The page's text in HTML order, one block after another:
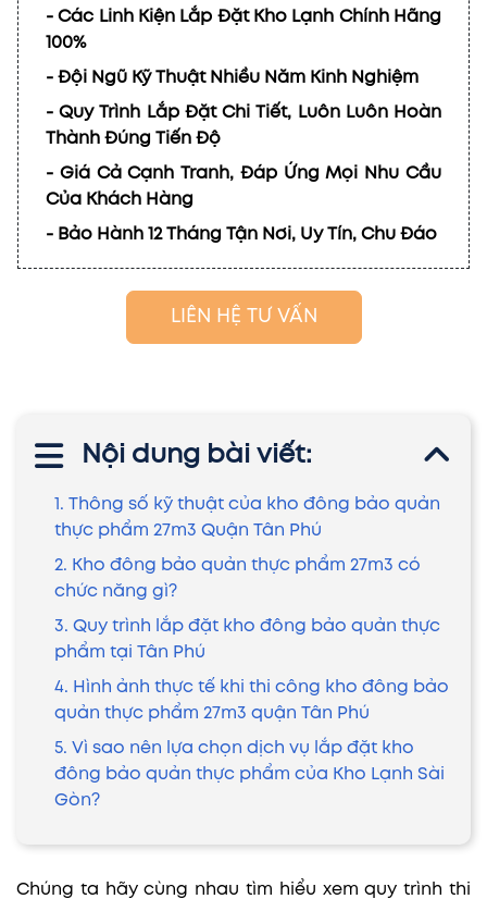
- Các Linh Kiện Lắp Đặt Kho Lạnh Chính Hãng
100%
- Đội Ngũ Kỹ Thuật Nhiều Năm Kinh Nghiệm
- Quy Trình Lắp Đặt Chi Tiết, Luôn Luôn Hoàn
Thành Đúng Tiến Độ
- Giá Cả Cạnh Tranh, Đáp Ứng Mọi Nhu Cầu
Của Khách Hàng
- Bảo Hành 12 Tháng Tận Nơi, Uy Tín, Chu Đáo
LIÊN HỆ TƯ VẤN
Nội dung bài viết:
1. Thông số kỹ thuật của kho đông bảo quản
thực phẩm 27m3 Quận Tân Phú
2. Kho đông bảo quản thực phẩm 27m3 có
chức năng gì?
3. Quy trình lắp đặt kho đông bảo quản thực
phẩm tại Tân Phú
4. Hình ảnh thực tế khi thi công kho đông bảo
quản thực phẩm 27m3 quận Tân Phú
5. Vì sao nên lựa chọn dịch vụ lắp đặt kho
đông bảo quản thực phẩm của Kho Lạnh Sài
Gòn?
Chúng ta hãy cùng nhau tìm hiểu xem quy trình thi